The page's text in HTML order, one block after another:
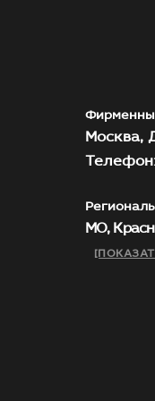
Москва,
МО,